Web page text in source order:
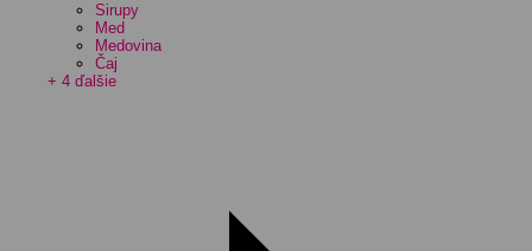
Sirupy
Med
Medovina
Čaj
+ 4 ďalšie